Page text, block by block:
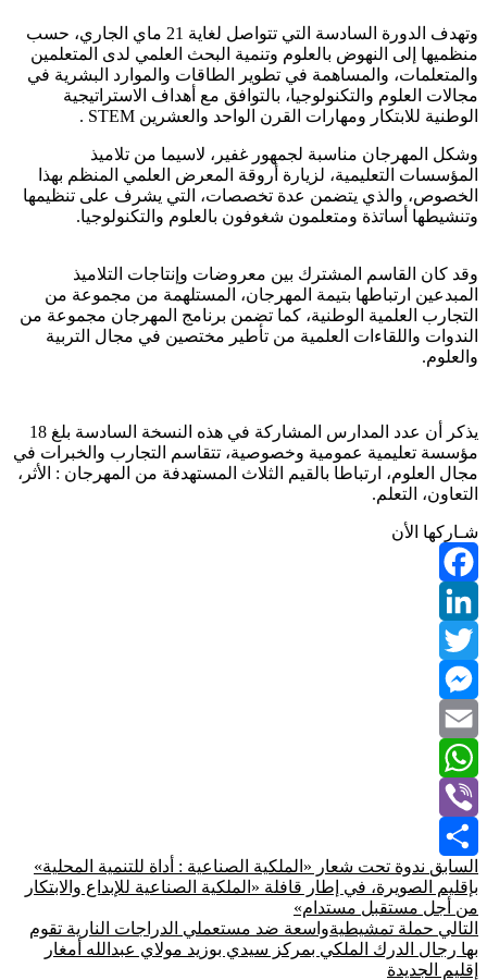
وتهدف الدورة السادسة التي تتواصل لغاية 21 ماي الجاري، حسب
منظميها إلى النهوض بالعلوم وتنمية البحث العلمي لدى المتعلمين
والمتعلمات، والمساهمة في تطوير الطاقات والموارد البشرية في
مجالات العلوم والتكنولوجيا، بالتوافق مع أهداف الاستراتيجية
الوطنية للابتكار ومهارات القرن الواحد والعشرين STEM .
وشكل المهرجان مناسبة لجمهور غفير، لاسيما من تلاميذ
المؤسسات التعليمية، لزيارة أروقة المعرض العلمي المنظم بهذا
الخصوص، والذي يتضمن عدة تخصصات، التي يشرف على تنظيمها
وتنشيطها أساتذة ومتعلمون شغوفون بالعلوم والتكنولوجيا.
وقد كان القاسم المشترك بين معروضات وإنتاجات التلاميذ
المبدعين ارتباطها بتيمة المهرجان، المستلهمة من مجموعة من
التجارب العلمية الوطنية، كما تضمن برنامج المهرجان مجموعة من
الندوات واللقاءات العلمية من تأطير مختصين في مجال التربية
والعلوم.
يذكر أن عدد المدارس المشاركة في هذه النسخة السادسة بلغ 18
مؤسسة تعليمية عمومية وخصوصية، تتقاسم التجارب والخبرات في
مجال العلوم، ارتباطا بالقيم الثلاث المستهدفة من المهرجان : الأثر،
التعاون، التعلم.
شـاركها الأن
Facebook
LinkedIn
Twitter
Messenger
Email
WhatsApp
Viber
Share
السابق ندوة تحت شعار «الملكية الصناعية : أداة للتنمیة المحلیة»
بإقليم الصويرة، في إطار قافلة «الملكية الصناعية للإبداع والابتكار
من أجل مستقبل مستدام»
التالي حملة تمشيطيةواسعة ضد مستعملي الدراجات النارية تقوم
بها رجال الدرك الملكي بمركز سيدي بوزيد مولاي عبدالله أمغار
إقليم الجديدة